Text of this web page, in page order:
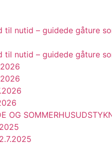
til nutid – guidede gåture
til nutid – guidede gåture
OG